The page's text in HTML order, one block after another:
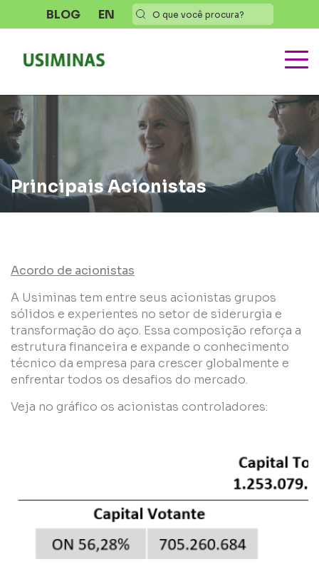
BLOG EN
Principais Acionistas
Acordo de acionistas
A Usiminas tem entre seus acionistas grupos
sólidos e experientes no setor de siderurgia e
transformação do aço. Essa composição reforça a
estrutura financeira e expande o conhecimento
técnico da empresa para crescer globalmente e
enfrentar todos os desafios do mercado.
Veja no gráfico os acionistas controladores: